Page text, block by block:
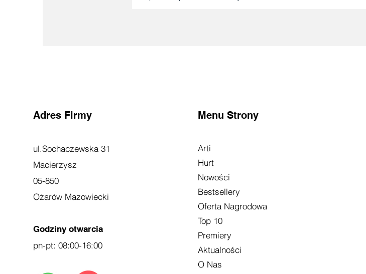
Adres Firmy
ul.Sochaczewska 31
Macierzysz
05-850
Ożarów Mazowiecki
Godziny otwarcia
pn-pt: 08:00-16:00
Menu Strony
Arti
Hurt
Nowości
Bestsellery
Oferta Nagrodowa
Top 10
Premiery
Aktualności
O Nas